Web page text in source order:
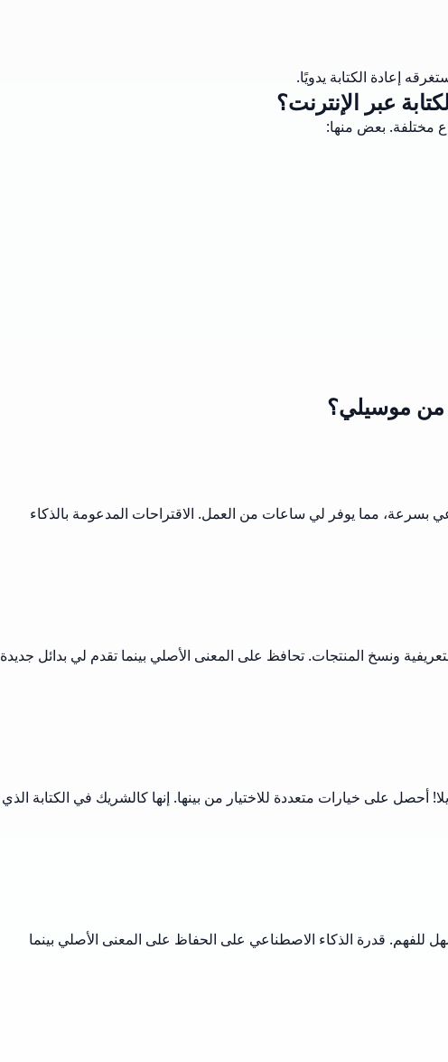
إعادة الكتابة يدويًا.
عبر الإنترنت؟
مختلفة. بعض منها:
من موسيلي؟
بسرعة، مما يوفر لي ساعات من العمل. الاقتراحات المدعومة بالذكاء
ونسخ المنتجات. تحافظ على المعنى الأصلي بينما تقدم لي بدائل جديدة
على خيارات متعددة للاختيار من بينها. إنها كالشريك في الكتابة الذي
للفهم. قدرة الذكاء الاصطناعي على الحفاظ على المعنى الأصلي بينما